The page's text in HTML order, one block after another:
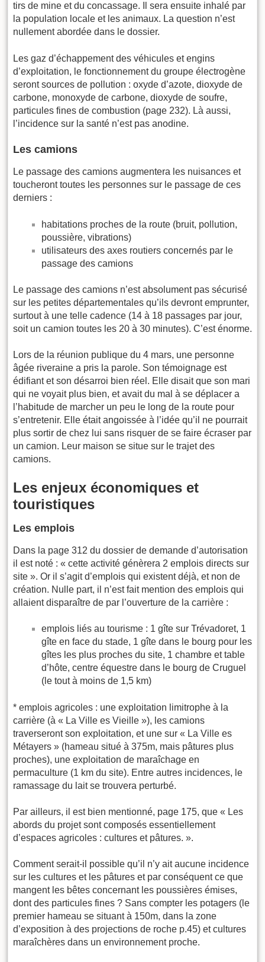
tirs de mine et du concassage. Il sera ensuite inhalé par
la population locale et les animaux. La question n’est
nullement abordée dans le dossier.
Les gaz d’échappement des véhicules et engins
d’exploitation, le fonctionnement du groupe électrogène
seront sources de pollution : oxyde d’azote, dioxyde de
carbone, monoxyde de carbone, dioxyde de soufre,
particules fines de combustion (page 232). Là aussi,
l’incidence sur la santé n’est pas anodine.
Les camions
Le passage des camions augmentera les nuisances et
toucheront toutes les personnes sur le passage de ces
derniers :
habitations proches de la route (bruit, pollution,
poussière, vibrations)
utilisateurs des axes routiers concernés par le
passage des camions
Le passage des camions n’est absolument pas sécurisé
sur les petites départementales qu’ils devront emprunter,
surtout à une telle cadence (14 à 18 passages par jour,
soit un camion toutes les 20 à 30 minutes). C’est énorme.
Lors de la réunion publique du 4 mars, une personne
âgée riveraine a pris la parole. Son témoignage est
édifiant et son désarroi bien réel. Elle disait que son mari
qui ne voyait plus bien, et avait du mal à se déplacer a
l’habitude de marcher un peu le long de la route pour
s’entretenir. Elle était angoissée à l’idée qu’il ne pourrait
plus sortir de chez lui sans risquer de se faire écraser par
un camion. Leur maison se situe sur le trajet des
camions.
Les enjeux économiques et
touristiques
Les emplois
Dans la page 312 du dossier de demande d’autorisation
il est noté : « cette activité génèrera 2 emplois directs sur
site ». Or il s’agit d’emplois qui existent déjà, et non de
création. Nulle part, il n’est fait mention des emplois qui
allaient disparaître de par l’ouverture de la carrière :
emplois liés au tourisme : 1 gîte sur Trévadoret, 1
gîte en face du stade, 1 gîte dans le bourg pour les
gîtes les plus proches du site, 1 chambre et table
d’hôte, centre équestre dans le bourg de Cruguel
(le tout à moins de 1,5 km)
* emplois agricoles : une exploitation limitrophe à la
carrière (à « La Ville es Vieille »), les camions
traverseront son exploitation, et une sur « La Ville es
Métayers » (hameau situé à 375m, mais pâtures plus
proches), une exploitation de maraîchage en
permaculture (1 km du site). Entre autres incidences, le
ramassage du lait se trouvera perturbé.
Par ailleurs, il est bien mentionné, page 175, que « Les
abords du projet sont composés essentiellement
d’espaces agricoles : cultures et pâtures. ».
Comment serait-il possible qu’il n’y ait aucune incidence
sur les cultures et les pâtures et par conséquent ce que
mangent les bêtes concernant les poussières émises,
dont des particules fines ? Sans compter les potagers (le
premier hameau se situant à 150m, dans la zone
d’exposition à des projections de roche p.45) et cultures
maraîchères dans un environnement proche.